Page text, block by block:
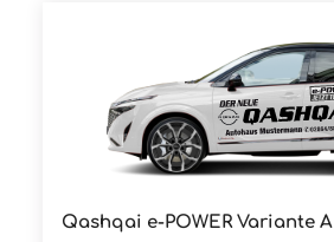
Qashqai e-POWER Variante A